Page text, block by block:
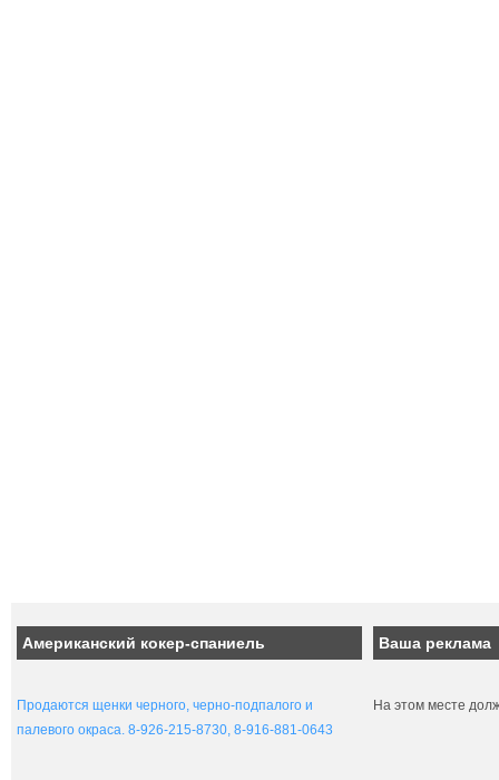
Американский кокер-спаниель
Продаются щенки черного, черно-подпалого и
палевого окраса. 8-926-215-8730, 8-916-881-0643
Ваша реклама
На этом месте